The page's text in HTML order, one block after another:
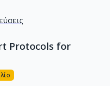
Protocols for